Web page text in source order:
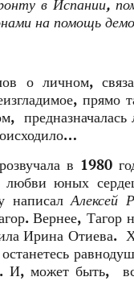
в Испании,
на помощь
о личном,
прямо
в 1980
юных
написалАлексей
Вернее, Тагор
Ирина Отиева.
И, может быть,